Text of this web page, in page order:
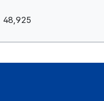
성자, 작성일, 조회수, 정
48,925